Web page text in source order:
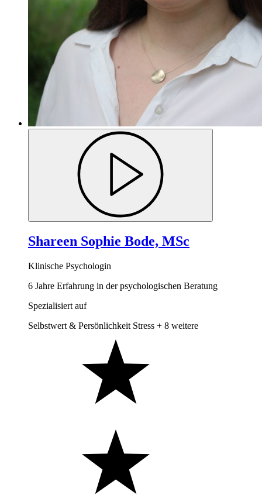
Shareen Sophie Bode, MSc
Klinische Psychologin
6 Jahre Erfahrung in der psychologischen Beratung
Spezialisiert auf
Selbstwert & Persönlichkeit Stress + 8 weitere